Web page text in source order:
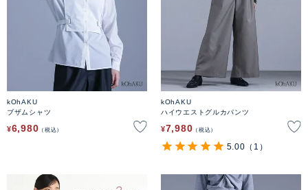
kOhAKU
ブザムシャツ
¥6,980 税込
kOhAKU
ハイウエストグルカパンツ
¥7,980 税込
5.00 （1）